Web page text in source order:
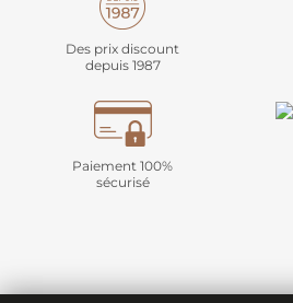
Des prix discount
depuis 1987
Paiement 100%
sécurisé